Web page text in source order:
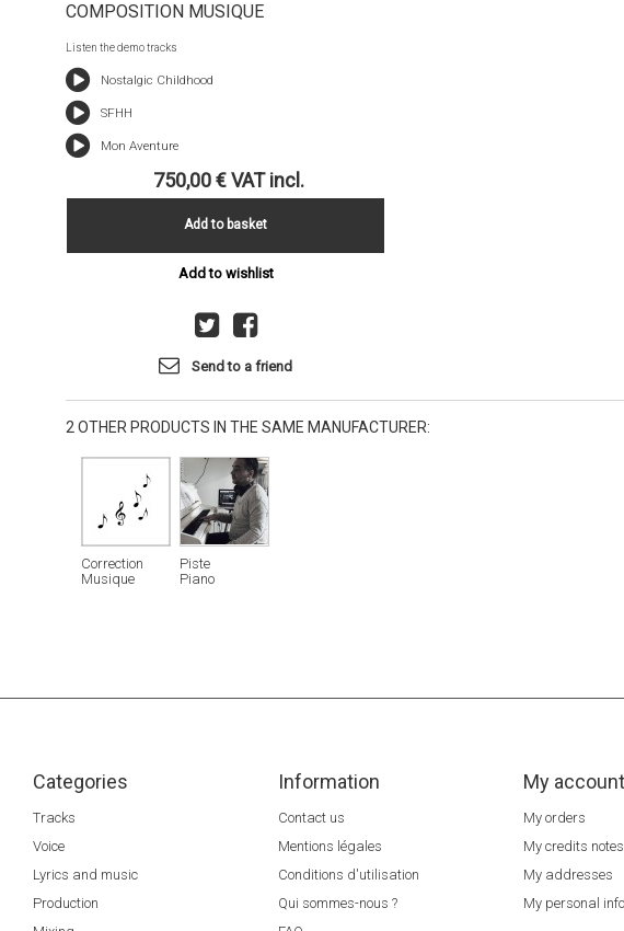
COMPOSITION MUSIQUE
Listen the demo tracks
Nostalgic Childhood
SFHH
Mon Aventure
750,00 €VAT incl.
Add to basket
Add to wishlist
Send to a friend
2 OTHER PRODUCTS IN THE SAME MANUFACTURER:
Correction
Musique
Piste
Piano
Categories
Tracks
Voice
Lyrics and music
Production
Information
Contact us
Mentions légales
Conditions d'utilisation
Qui sommes-nous ?
My account
My orders
My credits notes
My addresses
My personal info